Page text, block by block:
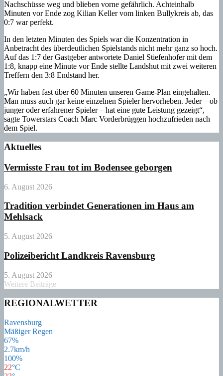
Nachschüsse weg und blieben vorne gefährlich. Achteinhalb
Minuten vor Ende zog Kilian Keller vom linken Bullykreis ab, das
0:7 war perfekt.
In den letzten Minuten des Spiels war die Konzentration in
Anbetracht des überdeutlichen Spielstands nicht mehr ganz so hoch.
Auf das 1:7 der Gastgeber antwortete Daniel Stiefenhofer mit dem
1:8, knapp eine Minute vor Ende stellte Landshut mit zwei weiteren
Treffern den 3:8 Endstand her.
„Wir haben fast über 60 Minuten unseren Game-Plan eingehalten.
Man muss auch gar keine einzelnen Spieler hervorheben. Jeder – ob
junger oder erfahrener Spieler – hat eine gute Leistung gezeigt“,
sagte Towerstars Coach Marc Vorderbrüggen hochzufrieden nach
dem Spiel.
Aktuelles
Vermisste Frau tot im Bodensee geborgen
6. August 2026
Tradition verbindet Generationen im Haus am
Mehlsack
5. August 2026
Polizeibericht Landkreis Ravensburg
5. August 2026
Weitere Beiträge
REGIONALWETTER
Ravensburg
Mäßiger Regen
67%
2.7km/h
100%
22°C